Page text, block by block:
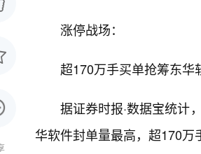
涨停战场：
超170万手买单抢筹东华
据证券时报·数据宝统计
华软件封单量最高，超170